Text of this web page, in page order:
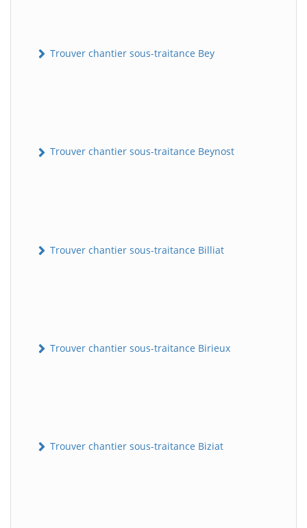
Trouver chantier sous-traitance Bey
Trouver chantier sous-traitance Beynost
Trouver chantier sous-traitance Billiat
Trouver chantier sous-traitance Birieux
Trouver chantier sous-traitance Biziat